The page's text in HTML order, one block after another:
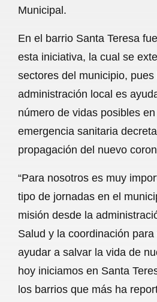
Municipal.
En el barrio Santa Teresa
esta iniciativa, la cual se
sectores del municipio, pues
administración local es
número de vidas posibles
emergencia sanitaria
propagación del nuevo
“Para nosotros es muy
tipo de jornadas en el
misión desde la
Salud y la coordinación
ayudar a salvar la vida de
hoy iniciamos en Santa
los barrios que más ha